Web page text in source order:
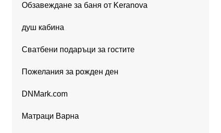
Обзавеждане за баня от Keranova
душ кабина
Сватбени подаръци за гостите
Пожелания за рожден ден
DNMark.com
Матраци Варна